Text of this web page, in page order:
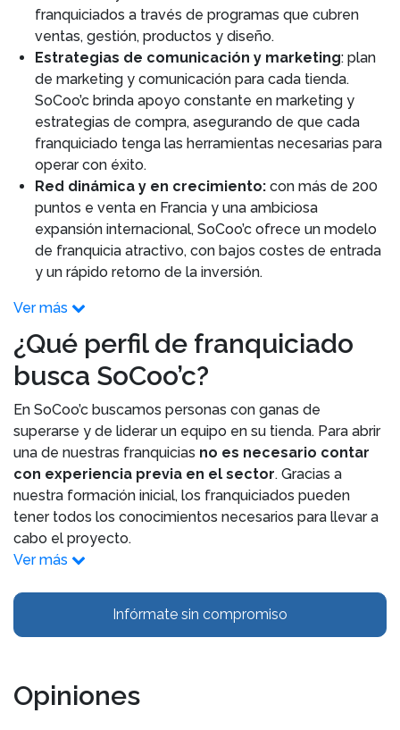
franquiciados a través de programas que cubren
ventas, gestión, productos y diseño.
Estrategias de comunicación y marketing: plan
de marketing y comunicación para cada tienda.
SoCoo’c brinda apoyo constante en marketing y
estrategias de compra, asegurando de que cada
franquiciado tenga las herramientas necesarias para
operar con éxito.
Red dinámica y en crecimiento: con más de 200
puntos e venta en Francia y una ambiciosa
expansión internacional, SoCoo’c ofrece un modelo
de franquicia atractivo, con bajos costes de entrada
y un rápido retorno de la inversión.
Ver más
¿Qué perfil de franquiciado
busca SoCoo’c?
En SoCoo’c buscamos personas con ganas de
superarse y de liderar un equipo en su tienda. Para abrir
una de nuestras franquicias no es necesario contar
con experiencia previa en el sector. Gracias a
nuestra formación inicial, los franquiciados pueden
tener todos los conocimientos necesarios para llevar a
cabo el proyecto.
Ver más
Infórmate sin compromiso
Opiniones